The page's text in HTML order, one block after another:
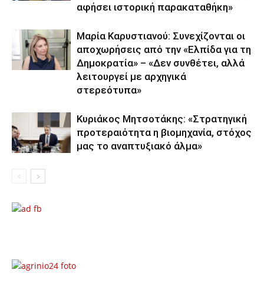
αφήσει ιστορική παρακαταθήκη»
Μαρία Καρυστιανού: Συνεχίζονται οι
αποχωρήσεις από την «Ελπίδα για τη
Δημοκρατία» – «Δεν συνθέτει, αλλά
λειτουργεί με αρχηγικά
στερεότυπα»
Κυριάκος Μητσοτάκης: «Στρατηγική
προτεραιότητα η βιομηχανία, στόχος
μας το αναπτυξιακό άλμα»